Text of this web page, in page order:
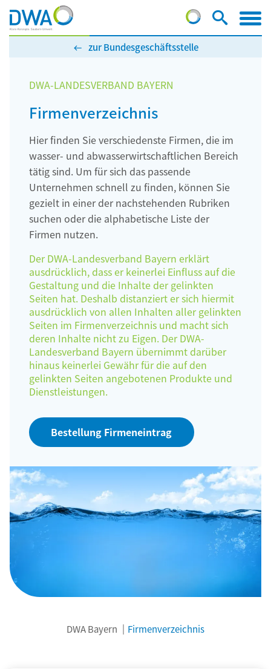
zur Bundesgeschäftsstelle
DWA-LANDESVERBAND BAYERN
Firmenverzeichnis
Hier finden Sie verschiedenste Firmen, die im
wasser- und abwasserwirtschaftlichen Bereich
tätig sind. Um für sich das passende
Unternehmen schnell zu finden, können Sie
gezielt in einer der nachstehenden Rubriken
suchen oder die alphabetische Liste der
Firmen nutzen.
Der DWA-Landesverband Bayern erklärt
ausdrücklich, dass er keinerlei Einfluss auf die
Gestaltung und die Inhalte der gelinkten
Seiten hat. Deshalb distanziert er sich hiermit
ausdrücklich von allen Inhalten aller gelinkten
Seiten im Firmenverzeichnis und macht sich
deren Inhalte nicht zu Eigen. Der DWA-
Landesverband Bayern übernimmt darüber
hinaus keinerlei Gewähr für die auf den
gelinkten Seiten angebotenen Produkte und
Dienstleistungen.
Bestellung Firmeneintrag
DWA Bayern Firmenverzeichnis